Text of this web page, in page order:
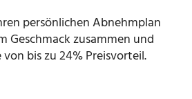
persönlichen Abnehmplan
Geschmack zusammen und
bis zu 24% Preisvorteil.